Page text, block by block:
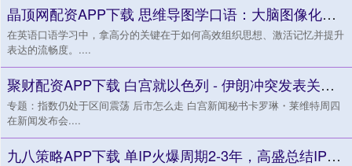
晶顶网配资APP下载 思维导图学口语：大脑图像化训练法_分支_词汇_学习者
在英语口语学习中，拿高分的关键在于如何高效组织思想、激活记忆并提升
表达的流畅度。....
聚财配资APP下载 白宫就以色列 - 伊朗冲突发表关键表态
专题：指数仍处于区间震荡 后市怎么走 白宫新闻秘书卡罗琳・莱维特周四
在新闻发布会....
九八策略APP下载 单IP火爆周期2-3年，高盛总结IP公司股价反应模式